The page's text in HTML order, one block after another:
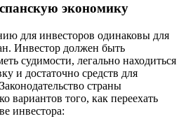
экономику
для инвесторов одинаковы для
Инвестор должен быть
судимости, легально находиться
и достаточно средств для
страны
вариантов того, как переехать
инвестора: